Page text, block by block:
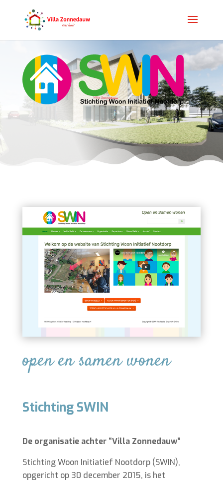
open en samen wonen
Stichting SWIN
De organisatie achter “Villa Zonnedauw”
Stichting Woon Initiatief Nootdorp (SWIN),
opgericht op 30 december 2015, is het